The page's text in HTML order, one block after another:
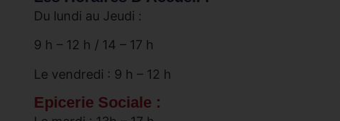
Du lundi au Jeudi :
9 h – 12 h / 14 – 17 h
Le vendredi : 9 h – 12 h
Epicerie Sociale :